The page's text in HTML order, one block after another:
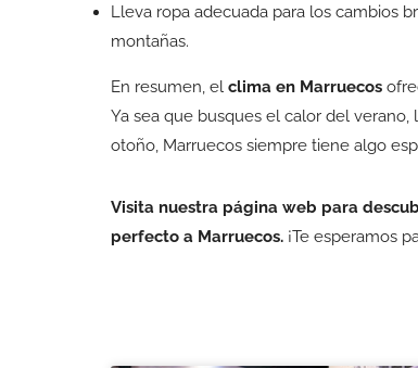
Lleva ropa adecuada para los cambios
montañas.
En resumen, el clima en Marruecos
Ya sea que busques el calor del
otoño, Marruecos siempre tiene algo
Visita nuestra página web para
perfecto a Marruecos. ¡Te esperamos